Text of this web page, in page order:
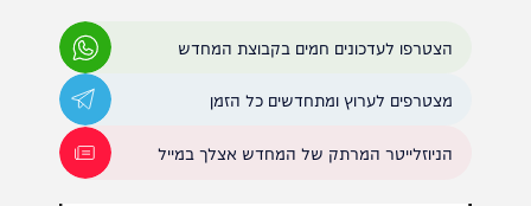
הצטרפו לעדכונים חמים בקבוצת המחדש
מצטרפים לערוץ ומתחדשים כל הזמן
הניוזלייטר המרתק של המחדש אצלך במייל